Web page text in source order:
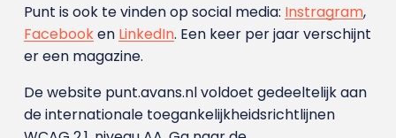
Punt is ook te vinden op social media: Instragram,
Facebooken LinkedIn. Een keer per jaar verschijnt
er een magazine.
De website punt.avans.nl voldoet gedeeltelijk aan
de internationale toegankelijkheidsrichtlijnen